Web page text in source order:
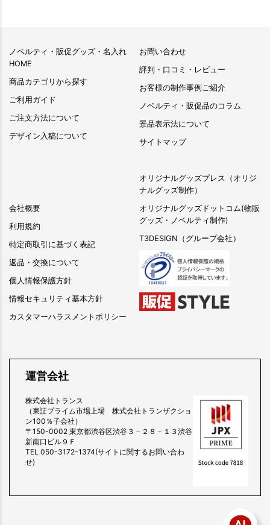
ノベルティ・販促グッズ・名入れ
HOME
商品カテゴリから探す
ご利用ガイド
ご注文方法について
デザイン入稿について
会社概要
利用規約
特定商取引に基づく表記
返品・交換について
個人情報保護方針
情報セキュリティ基本方針
カスタマーハラスメントポリシー
お問い合わせ
評判・口コミ・レビュー
お客様の制作事例ご紹介
ノベルティ・販促品のコラム
景品表示法について
サイトマップ
オリジナルグッズプレス（オリジ
ナルグッズ制作）
オリジナルグッズドットコム(物販
グッズ・ノベルティ制作)
T3DESIGN（グループ会社）
運営会社
株式会社トランス
（東証プライム市場上場 株式会社トランザクショ
ン100％子会社）
〒150-0002 東京都渋谷区渋谷３－２８－１３渋谷
新南口ビル９Ｆ
TEL 050-3172-1374(サイトに関するお問い合わ
せ)